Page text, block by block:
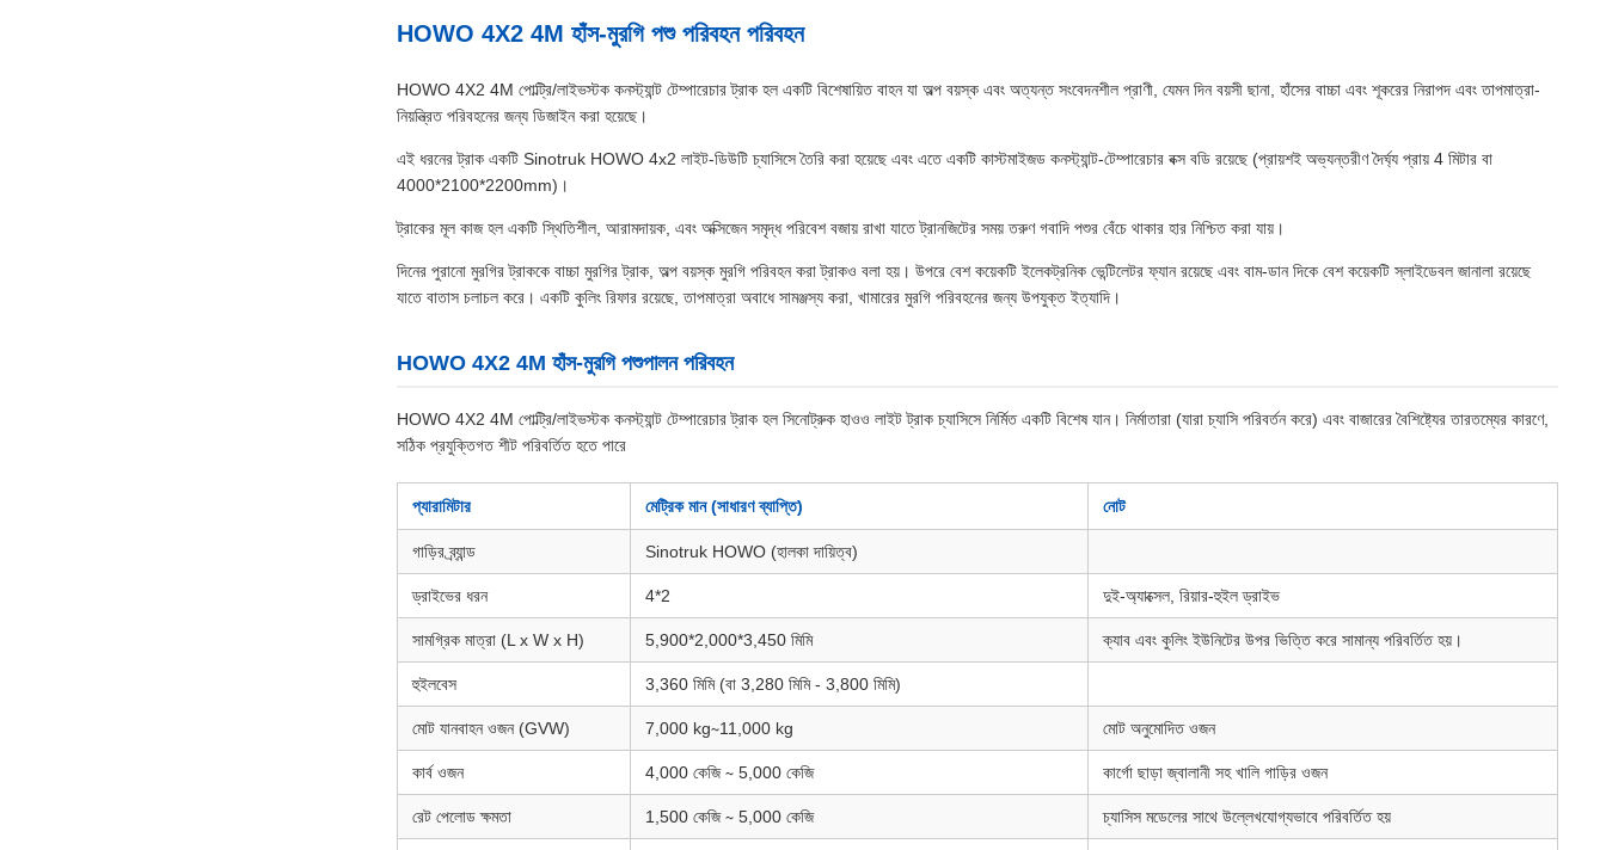
HOWO 4X2 4M হাঁস-মুরগি পশু পরিবহন পরিবহন
HOWO 4X2 4M পোল্ট্রি/লাইভস্টক কনস্ট্যান্ট টেম্পারেচার ট্রাক হল একটি বিশেষায়িত বাহন যা অল্প বয়স্ক এবং অত্যন্ত সংবেদনশীল প্রাণী, যেমন দিন বয়সী ছানা, হাঁসের বাচ্চা এবং শূকরের নিরাপদ এবং তাপমাত্রা-
নিয়ন্ত্রিত পরিবহনের জন্য ডিজাইন করা হয়েছে।
এই ধরনের ট্রাক একটি Sinotruk HOWO 4x2 লাইট-ডিউটি ​​চ্যাসিসে তৈরি করা হয়েছে এবং এতে একটি কাস্টমাইজড কনস্ট্যান্ট-টেম্পারেচার বক্স বডি রয়েছে (প্রায়শই অভ্যন্তরীণ দৈর্ঘ্য প্রায় 4 মিটার বা
4000*2100*2200mm)।
ট্রাকের মূল কাজ হল একটি স্থিতিশীল, আরামদায়ক, এবং অক্সিজেন সমৃদ্ধ পরিবেশ বজায় রাখা যাতে ট্রানজিটের সময় তরুণ গবাদি পশুর বেঁচে থাকার হার নিশ্চিত করা যায়।
দিনের পুরানো মুরগির ট্রাককে বাচ্চা মুরগির ট্রাক, অল্প বয়স্ক মুরগি পরিবহন করা ট্রাকও বলা হয়। উপরে বেশ কয়েকটি ইলেকট্রনিক ভেন্টিলেটর ফ্যান রয়েছে এবং বাম-ডান দিকে বেশ কয়েকটি স্লাইডেবল জানালা রয়েছে
যাতে বাতাস চলাচল করে। একটি কুলিং রিফার রয়েছে, তাপমাত্রা অবাধে সামঞ্জস্য করা, খামারের মুরগি পরিবহনের জন্য উপযুক্ত ইত্যাদি।
HOWO 4X2 4M হাঁস-মুরগি পশুপালন পরিবহন
HOWO 4X2 4M পোল্ট্রি/লাইভস্টক কনস্ট্যান্ট টেম্পারেচার ট্রাক হল সিনোট্রুক হাওও লাইট ট্রাক চ্যাসিসে নির্মিত একটি বিশেষ যান। নির্মাতারা (যারা চ্যাসি পরিবর্তন করে) এবং বাজারের বৈশিষ্ট্যের তারতম্যের কারণে,
সঠিক প্রযুক্তিগত শীট পরিবর্তিত হতে পারে
প্যারামিটার মেট্রিক মান (সাধারণ ব্যাপ্তি) নোট
গাড়ির ব্র্যান্ড Sinotruk HOWO (হালকা দায়িত্ব)
ড্রাইভের ধরন 4*2 দুই-অ্যাক্সেল, রিয়ার-হুইল ড্রাইভ
সামগ্রিক মাত্রা (L x W x H) 5,900*2,000*3,450 মিমি ক্যাব এবং কুলিং ইউনিটের উপর ভিত্তি করে সামান্য পরিবর্তিত হয়।
হুইলবেস 3,360 মিমি (বা 3,280 মিমি - 3,800 মিমি)
মোট যানবাহন ওজন (GVW) 7,000 kg∼11,000 kg মোট অনুমোদিত ওজন
কার্ব ওজন 4,000 কেজি ∼ 5,000 কেজি কার্গো ছাড়া জ্বালানী সহ খালি গাড়ির ওজন
রেট পেলোড ক্ষমতা 1,500 কেজি ∼ 5,000 কেজি চ্যাসিস মডেলের সাথে উল্লেখযোগ্যভাবে পরিবর্তিত হয়